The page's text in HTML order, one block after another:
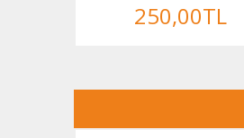
250,00TL